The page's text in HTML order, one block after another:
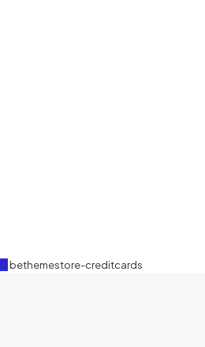
0 bethemestore-creditcards